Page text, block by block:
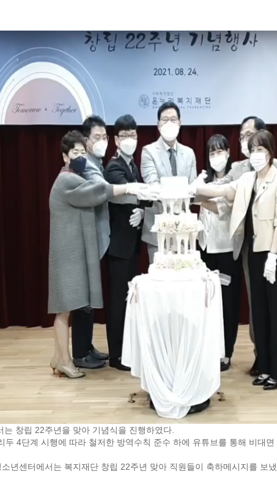
창립 22주년을 맞아 기념식을 진행하였다.
두 4단계 시행에 따라 철저한 방역수칙 준수 하에 유튜브를 통해 비대
년센터에서는 복지재단 창립 22주년 맞아 직원들이 축하메시지를 보냈